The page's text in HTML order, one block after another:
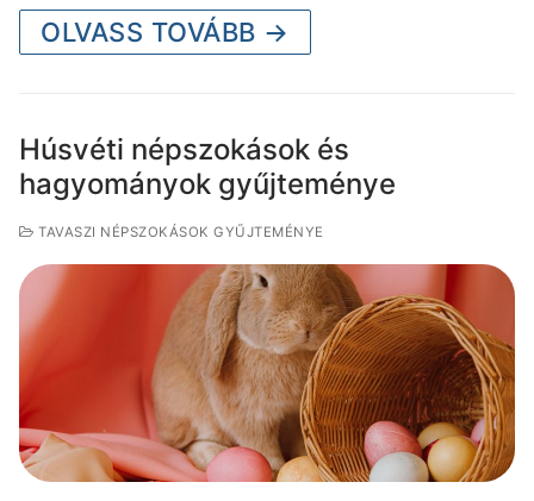
OLVASS TOVÁBB →
Húsvéti népszokások és
hagyományok gyűjteménye
TAVASZI NÉPSZOKÁSOK GYŰJTEMÉNYE